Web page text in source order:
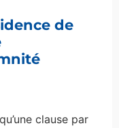
de
clause par